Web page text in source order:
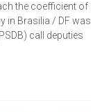
the coefficient of
in Brasilia / DF was
call deputies